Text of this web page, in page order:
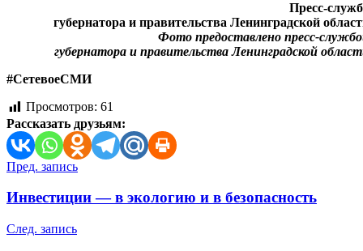
Пресс-
губернатора и правительства Ленинградской
Фото предоставлено пресс-
губернатора и правительства Ленинградской
#СетевоеСМИ
Просмотров: 61
Рассказать друзьям:
Навигация
по
Пред. запись
Инвестиции — в экологию и в безопасность
След. запись